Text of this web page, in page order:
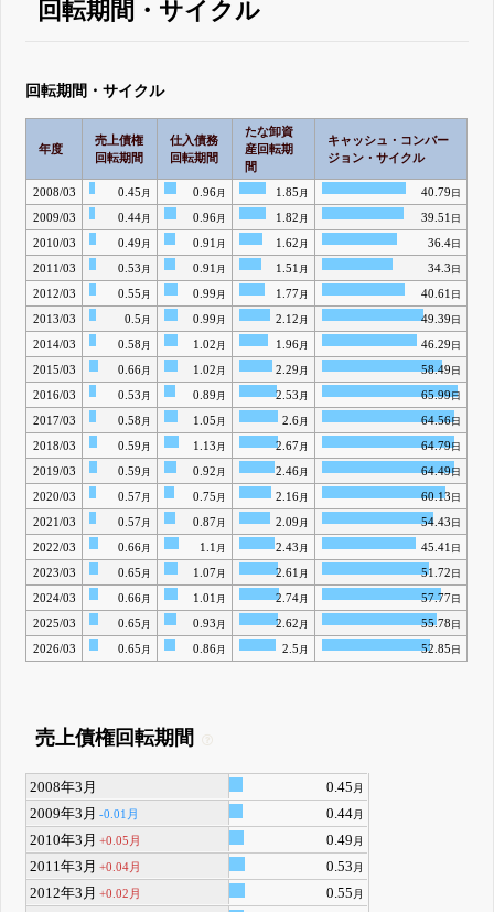
回転期間・サイクル
回転期間・サイクル
年度
売上債権
回転期間
仕入債務
回転期間
たな卸資
産回転期
間
キャッシュ・コンバー
ジョン・サイクル
2008/03 0.45 月 0.96月 1.85 月 40.79 日
2009/03 0.44月 0.96月 1.82 月 39.51 日
2010/03 0.49 月 0.91 月 1.62 月 36.4日
2011/03 0.53 月 0.91 月 1.51 月 34.3 日
2012/03 0.55 月 0.99 月 1.77 月 40.61 日
2013/03 0.5 月 0.99 月 2.12 月 49.39 日
2014/03 0.58 月 1.02 月 1.96月 46.29 日
2015/03 0.66月 1.02 月 2.29 月 58.49 日
2016/03 0.53 月 0.89 月 2.53 月 65.99日
2017/03 0.58 月 1.05 月 2.6月 64.56日
2018/03 0.59 月 1.13 月 2.67 月 64.79日
2019/03 0.59 月 0.92 月 2.46月 64.49日
2020/03 0.57 月 0.75 月 2.16月 60.13 日
2021/03 0.57 月 0.87 月 2.09 月 54.43 日
2022/03 0.66月 1.1 月 2.43 月 45.41 日
2023/03 0.65 月 1.07 月 2.61 月 51.72 日
2024/03 0.66月 1.01 月 2.74月 57.77 日
2025/03 0.65 月 0.93 月 2.62 月 55.78 日
2026/03 0.65 月 0.86月 2.5 月 52.85 日
売上債権回転期間
2008年3月 0.45月
2009年3月 -0.01月 0.44月
2010年3月 +0.05月 0.49月
2011年3月 +0.04月 0.53月
2012年3月 +0.02月 0.55月